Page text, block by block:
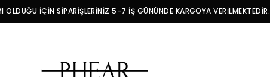
OLDUĞU İÇİN SİPARİŞLERİNİZ 5-7 İŞ GÜNÜNDE KARGOYA VERİLMEKTEDİR.